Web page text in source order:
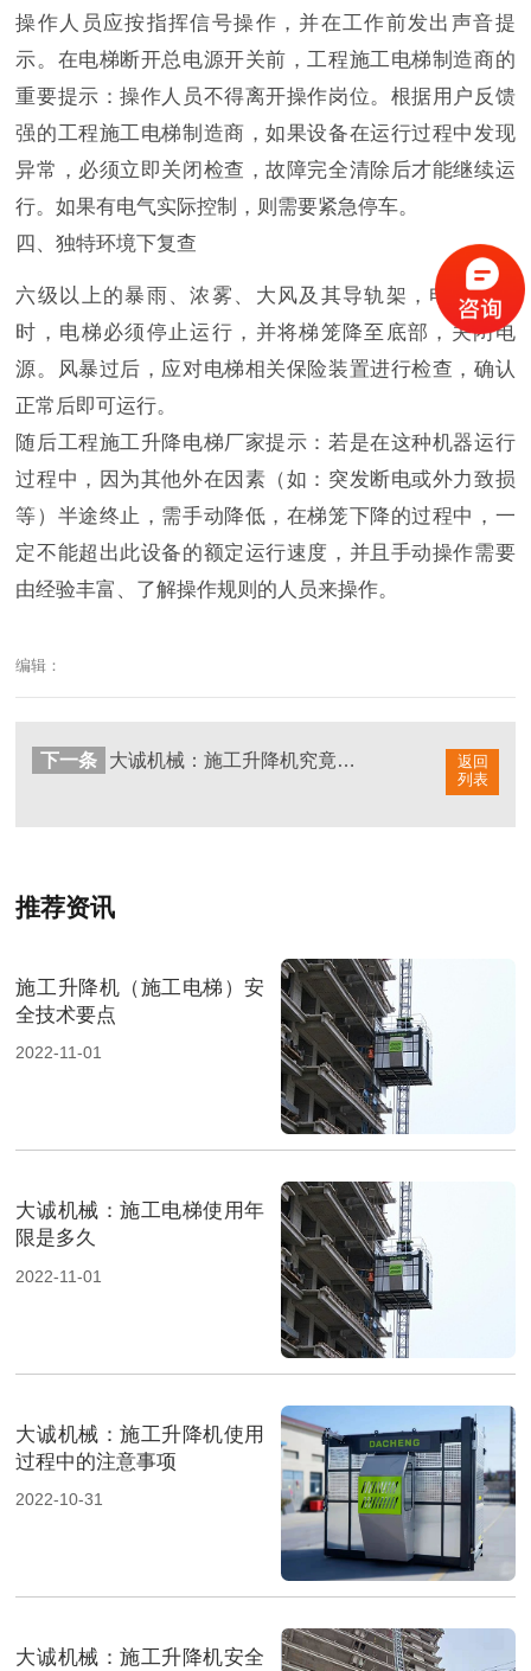
操作人员应按指挥信号操作，并在工作前发出声音提
示。在电梯断开总电源开关前，工程施工电梯制造商的
重要提示：操作人员不得离开操作岗位。根据用户反馈
强的工程施工电梯制造商，如果设备在运行过程中发现
异常，必须立即关闭检查，故障完全清除后才能继续运
行。如果有电气实际控制，则需要紧急停车。
四、独特环境下复查
六级以上的暴雨、浓雾、大风及其导轨架，电缆结冰
时，电梯必须停止运行，并将梯笼降至底部，关闭电
源。风暴过后，应对电梯相关保险装置进行检查，确认
正常后即可运行。
随后工程施工升降电梯厂家提示：若是在这种机器运行
过程中，因为其他外在因素（如：突发断电或外力致损
等）半途终止，需手动降低，在梯笼下降的过程中，一
定不能超出此设备的额定运行速度，并且手动操作需要
由经验丰富、了解操作规则的人员来操作。
编辑：
返回
列表
下一条 大诚机械：施工升降机究竟都有哪些种类呢？
推荐资讯
施工升降机（施工电梯）安
全技术要点
2022-11-01
大诚机械：施工电梯使用年
限是多久
2022-11-01
大诚机械：施工升降机使用
过程中的注意事项
2022-10-31
大诚机械：施工升降机安全